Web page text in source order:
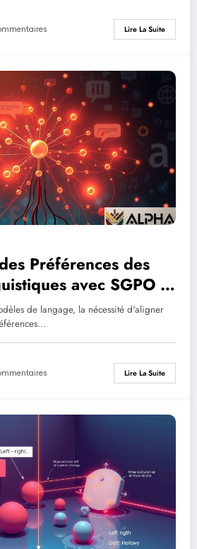
Lire La Suite
Préférences des
avec SGPO :
Approche
de langage, la nécessité d'aligner
Lire La Suite